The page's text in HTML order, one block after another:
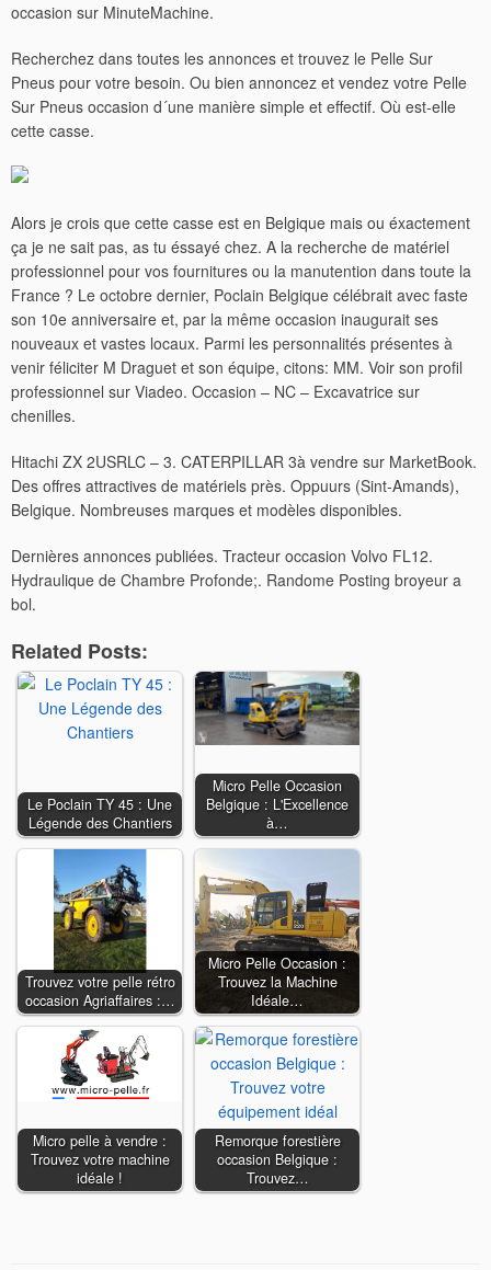
occasion sur MinuteMachine.
Recherchez dans toutes les annonces et trouvez le Pelle Sur
Pneus pour votre besoin. Ou bien annoncez et vendez votre Pelle
Sur Pneus occasion d´une manière simple et effectif. Où est-elle
cette casse.
Alors je crois que cette casse est en Belgique mais ou éxactement
ça je ne sait pas, as tu éssayé chez. A la recherche de matériel
professionnel pour vos fournitures ou la manutention dans toute la
France ? Le octobre dernier, Poclain Belgique célébrait avec faste
son 10e anniversaire et, par la même occasion inaugurait ses
nouveaux et vastes locaux. Parmi les personnalités présentes à
venir féliciter M Draguet et son équipe, citons: MM. Voir son profil
professionnel sur Viadeo. Occasion – NC – Excavatrice sur
chenilles.
Hitachi ZX 2USRLC – 3. CATERPILLAR 3à vendre sur MarketBook.
Des offres attractives de matériels près. Oppuurs (Sint-Amands),
Belgique. Nombreuses marques et modèles disponibles.
Dernières annonces publiées. Tracteur occasion Volvo FL12.
Hydraulique de Chambre Profonde;. Randome Posting broyeur a
bol.
Related Posts:
Le Poclain TY 45 : Une
Légende des Chantiers
Micro Pelle Occasion
Belgique : L'Excellence
à…
Trouvez votre pelle rétro
occasion Agriaffaires :…
Micro Pelle Occasion :
Trouvez la Machine
Idéale…
Micro pelle à vendre :
Trouvez votre machine
idéale !
Remorque forestière
occasion Belgique :
Trouvez…